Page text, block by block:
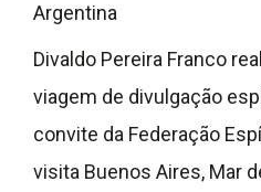
Argentina
Divaldo Pereira Franco
viagem de divulgação
convite da Federação
visita Buenos Aires, Mar